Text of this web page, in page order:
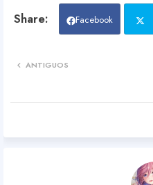
Facebook
ANTIGUOS